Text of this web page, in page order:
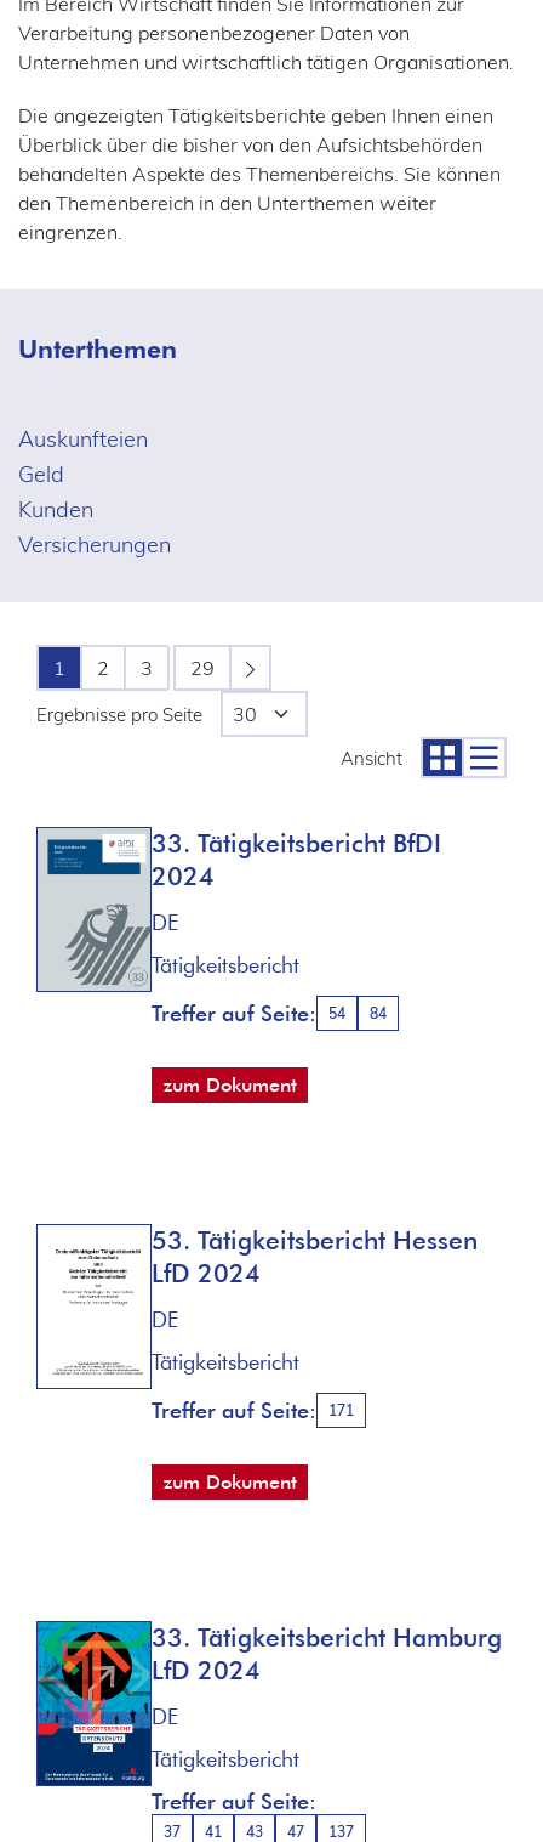
Verarbeitung personenbezogener Daten von
Unternehmen und wirtschaftlich tätigen Organisationen.
Die angezeigten Tätigkeitsberichte geben Ihnen einen
Überblick über die bisher von den Aufsichtsbehörden
behandelten Aspekte des Themenbereichs. Sie können
den Themenbereich in den Unterthemen weiter
eingrenzen.
Unterthemen
Auskunfteien
Geld
Kunden
Versicherungen
1 2 3 29
Ergebnisse pro Seite
Ansicht
33. Tätigkeitsbericht BfDI
2024
DE
Tätigkeitsbericht
Treffer auf Seite:
54 84
zum Dokument
53. Tätigkeitsbericht Hessen
LfD 2024
DE
Tätigkeitsbericht
Treffer auf Seite:
171
zum Dokument
33. Tätigkeitsbericht Hamburg
LfD 2024
DE
Tätigkeitsbericht
Treffer auf Seite:
37 41 43 47 137